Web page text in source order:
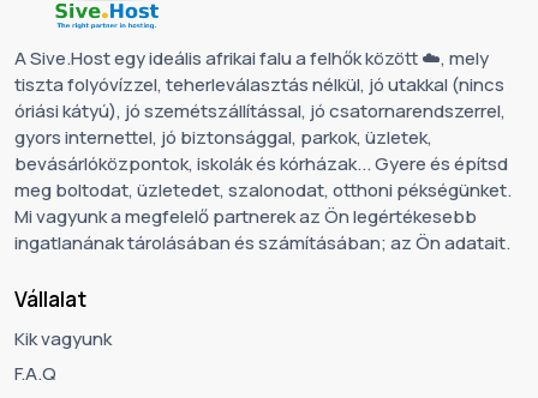
A Sive.Host egy ideális afrikai falu a felhők között ☁️, mely
tiszta folyóvízzel, teherleválasztás nélkül, jó utakkal (nincs
óriási kátyú), jó szemétszállítással, jó csatornarendszerrel,
gyors internettel, jó biztonsággal, parkok, üzletek,
bevásárlóközpontok, iskolák és kórházak... Gyere és építsd
meg boltodat, üzletedet, szalonodat, otthoni pékségünket.
Mi vagyunk a megfelelő partnerek az Ön legértékesebb
ingatlanának tárolásában és számításában; az Ön adatait.
Vállalat
Kik vagyunk
F.A.Q